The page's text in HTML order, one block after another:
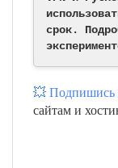
срок.
💥 Подпишись
сайтам и